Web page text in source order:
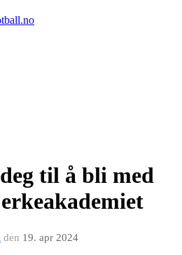
til å bli med
den 19. apr 2024